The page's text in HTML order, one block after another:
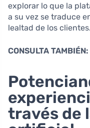
explorar lo que la
a su vez se traduce
lealtad de los clientes.
CONSULTA TAMBIÉN:
través de